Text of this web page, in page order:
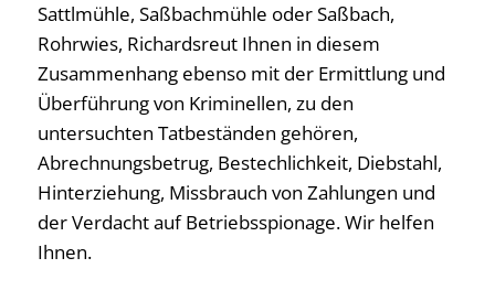
Sattlmühle, Saßbachmühle oder Saßbach,
Rohrwies, Richardsreut Ihnen in diesem
Zusammenhang ebenso mit der Ermittlung und
Überführung von Kriminellen, zu den
untersuchten Tatbeständen gehören,
Abrechnungsbetrug, Bestechlichkeit, Diebstahl,
Hinterziehung, Missbrauch von Zahlungen und
der Verdacht auf Betriebsspionage. Wir helfen
Ihnen.